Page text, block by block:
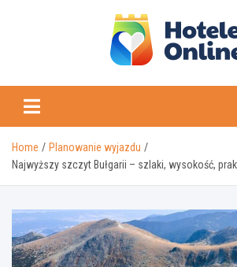
Home
Planowanie wyjazdu
Najwyższy szczyt Bułgarii – szlaki, wysokość,